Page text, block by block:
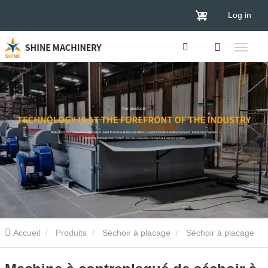
Log in
Accueil Produits Séchoir à placage Séchoir à placage
de contreplaqué